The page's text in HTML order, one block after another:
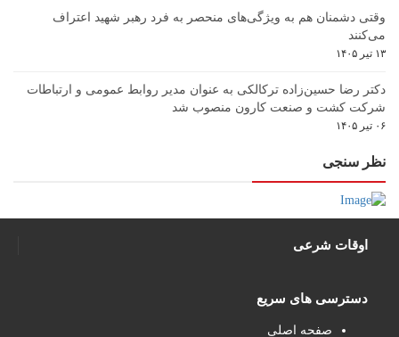
وقتی دشمنان هم به ویژگی‌های منحصر به فرد رهبر شهید اعتراف
می‌کنند
۱۳ تیر ۱۴۰۵
دکتر رضا حسین‌زاده ترکالکی به عنوان مدیر روابط عمومی و ارتباطات
شرکت کشت و صنعت کارون منصوب شد
۰۶ تیر ۱۴۰۵
نظر سنجی
اوقات شرعی
دسترسی های سریع
صفحه اصلی